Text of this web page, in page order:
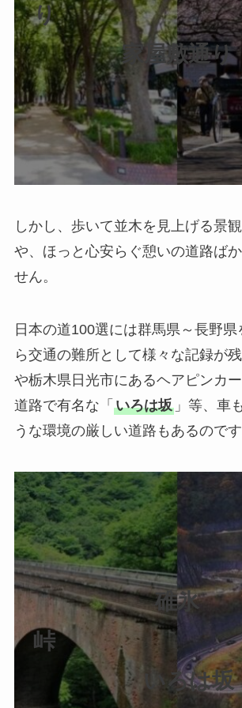
り
家屋敷通り
しかし、歩いて並木を見上げる景
や、ほっと心安らぐ憩いの道路ば
せん。
日本の道100選には群馬県～長野
ら交通の難所として様々な記録が残
や栃木県日光市にあるヘアピンカ
道路で有名な「 いろは坂」等、車
うな環境の厳しい道路もあるのです
碓氷
いろは坂